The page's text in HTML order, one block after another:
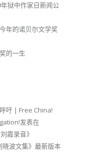
年狱中作家日新闻公
年的诺贝尔文学奖
的一生
吁 | Free China!
发表在
霞录音》
晓波文集》最新版本